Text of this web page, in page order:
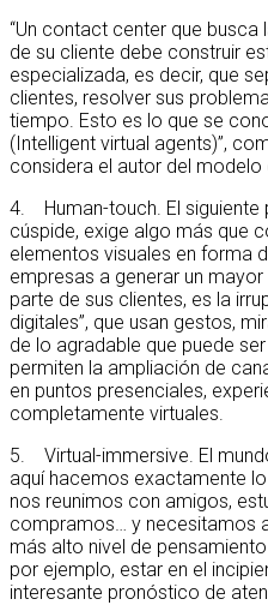
“Un contact center que
de su cliente debe construir
especializada, es decir, que
clientes, resolver sus
tiempo. Esto es lo que se
(Intelligent virtual agents)”,
considera el autor del modelo
4. Human-touch. El siguiente
cúspide, exige algo más que
elementos visuales en forma
empresas a generar un
parte de sus clientes, es la
digitales”, que usan gestos,
de lo agradable que puede
permiten la ampliación de
en puntos presenciales,
completamente virtuales.
5. Virtual-immersive. El
aquí hacemos exactamente
nos reunimos con amigos,
compramos… y necesitamos
más alto nivel de
por ejemplo, estar en el
interesante pronóstico de